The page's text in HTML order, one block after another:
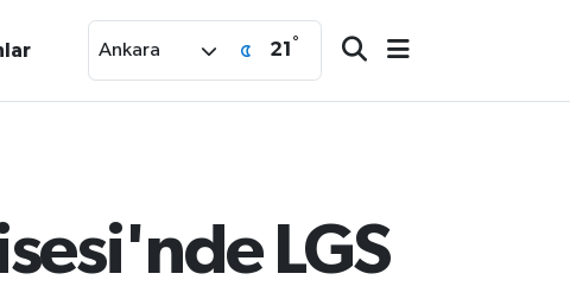
Ankara 21 °
LGS